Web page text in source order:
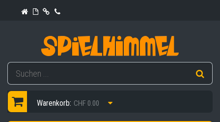
Warenkorb: CHF 0.00